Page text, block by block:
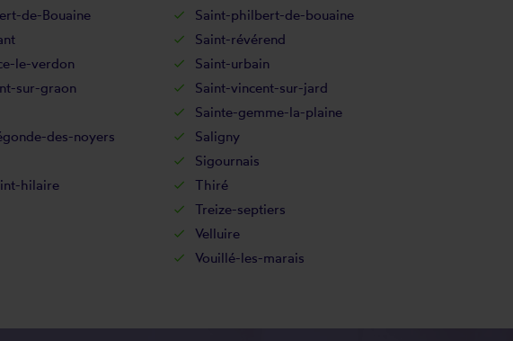
de-Bouaine
Saint-philbert-de-bouaine
Saint-révérend
le-verdon
Saint-urbain
sur-graon
Saint-vincent-sur-jard
Sainte-gemme-la-plaine
des-noyers
Saligny
Sigournais
hilaire
Thiré
Treize-septiers
Velluire
Vouillé-les-marais